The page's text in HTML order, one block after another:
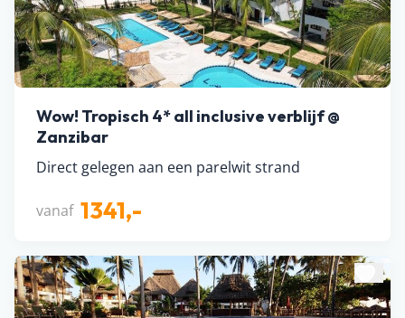
Wow! Tropisch 4* all inclusive verblijf @
Zanzibar
Direct gelegen aan een parelwit strand
vanaf 1341,-